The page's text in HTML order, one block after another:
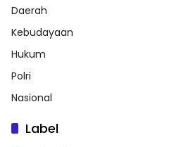
Daerah
Kebudayaan
Hukum
Polri
Nasional
Label